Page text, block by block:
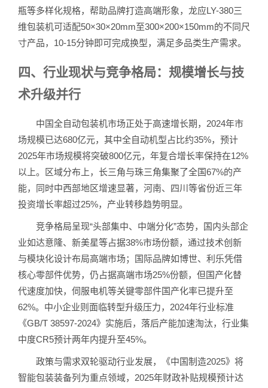
瓶等多样化规格，帮助品牌打造高端形象，龙应LY-380三
维包装机可适配50×30×20mm至300×200×150mm的不同尺
寸产品，10-15分钟即可完成换型，满足多品类生产需求。
四、行业现状与竞争格局：规模增长与技
术升级并行
中国全自动包装机市场正处于高速增长期，2024年市
场规模已达680亿元，其中全自动机型占比约35%，预计
2025年市场规模将突破800亿元，年复合增长率保持在12%
以上。区域分布上，长三角与珠三角集聚了全国67%的产
能，同时中西部地区增速显著，河南、四川等省份近三年
投资增长率超过25%，产业转移趋势明显。
竞争格局呈现“头部集中、中端分化”态势，国内头部企
业如达意隆、新美星等占据38%市场份额，通过技术创新
与模块化设计布局高端市场；国际品牌如博世、利乐凭借
核心零部件优势，仍占据高端市场25%份额，但国产化替
代速度加快，伺服电机等关键零部件国产化率已提升至
62%。中小企业则面临转型升级压力，2024年行业标准
《GB/T 38597-2024》实施后，落后产能加速淘汰，行业集
中度CR5预计两年内提升至45%。
政策与需求双轮驱动行业发展，《中国制造2025》将
智能包装装备列为重点领域，2025年财政补贴规模预计达